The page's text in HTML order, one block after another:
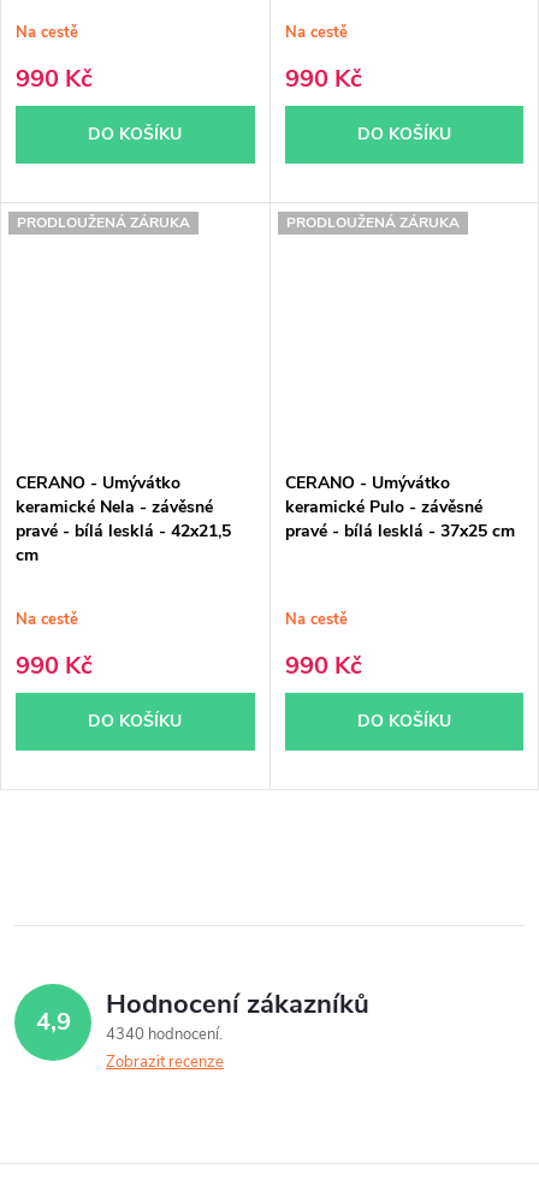
Na cestě
990 Kč
DO KOŠÍKU
Na cestě
990 Kč
DO KOŠÍKU
PRODLOUŽENÁ ZÁRUKA
CERANO - Umývátko
keramické Nela - závěsné
pravé - bílá lesklá - 42x21,5
cm
Na cestě
990 Kč
DO KOŠÍKU
PRODLOUŽENÁ ZÁRUKA
CERANO - Umývátko
keramické Pulo - závěsné
pravé - bílá lesklá - 37x25 cm
Na cestě
990 Kč
DO KOŠÍKU
á
d
í
4,9 Hodnocení zákazníků
4340 hodnocení
Zobrazit recenze